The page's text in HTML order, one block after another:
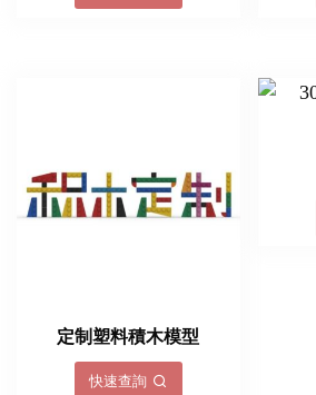
定制塑料積木模型
快速查詢